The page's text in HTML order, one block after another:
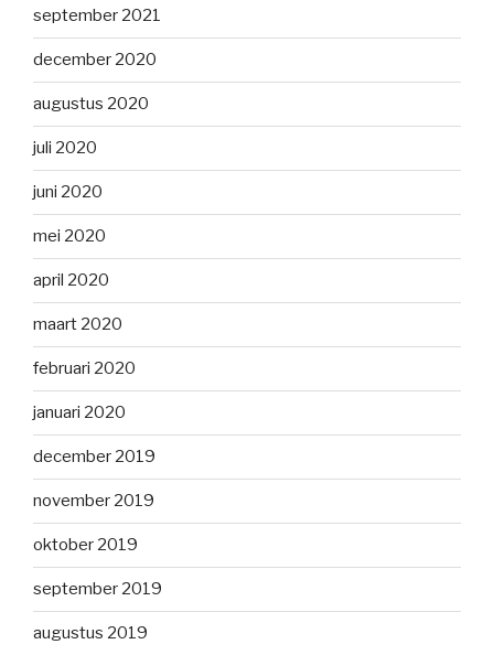
september 2021
december 2020
augustus 2020
juli 2020
juni 2020
mei 2020
april 2020
maart 2020
februari 2020
januari 2020
december 2019
november 2019
oktober 2019
september 2019
augustus 2019